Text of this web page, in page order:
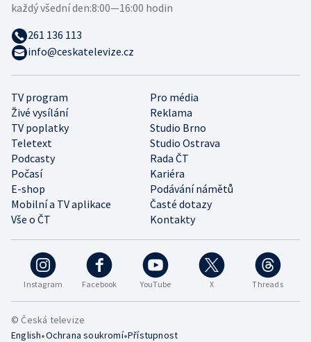
Instagram Facebook YouTube X Threads
TV program
Pro média
Živé vysílání
Reklama
TV poplatky
Studio Brno
Teletext
Studio Ostrava
Podcasty
Rada ČT
Počasí
Kariéra
E-shop
Podávání námětů
Mobilní a TV aplikace
Časté dotazy
Vše o ČT
Kontakty
každý všední den:8:00—16:00 hodin
261 136 113
info@ceskatelevize.cz
© Česká televize
English•Ochrana soukromí•Přístupnost